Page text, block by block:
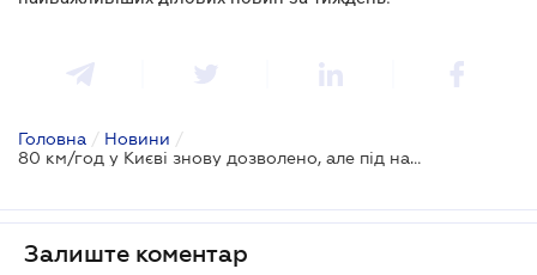
Головна / Новини /
80 км/год у Києві знову дозволено, але під наглядом TruCAM
Залиште коментар